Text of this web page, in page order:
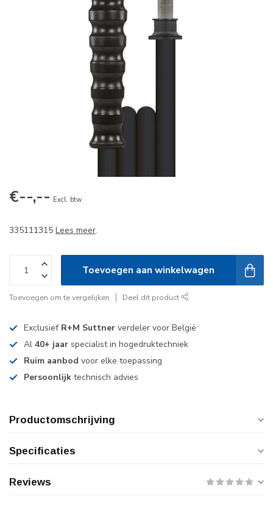
€--,-- Excl. btw
335111315 Lees meer.
Toevoegen aan winkelwagen
Toevoegen om te vergelijken Deel dit product
Exclusief R+M Suttner verdeler voor België
Al 40+ jaar specialist in hogedruktechniek
Ruim aanbod voor elke toepassing
Persoonlijk technisch advies
Productomschrijving
Specificaties
Reviews